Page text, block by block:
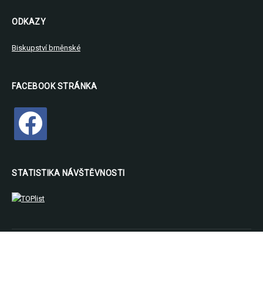
ODKAZY
Biskupství brněnské
FACEBOOK STRÁNKA
facebook
STATISTIKA NÁVŠTĚVNOSTI